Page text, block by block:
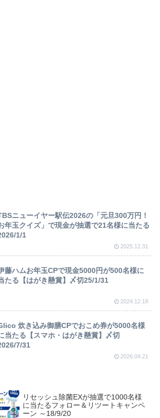
ニューイヤー駅伝2026の「元旦300万円！
年玉クイズ」で現金が抽選で21名様に当たる
1/1
2025.12.31
藤ハムお年玉CPで現金5000円が500名様に
たる【はがき懸賞】〆切25/1/31
2024.12.18
炊き込み御膳CPでおこめ券が5000名様
当たる【スマホ・はがき懸賞】〆切
7/31
2026.04.21
リセッシュ除菌EXが抽選で1000名様
に当たるフォロー＆リツートキャンペ
ーン ～18/9/20